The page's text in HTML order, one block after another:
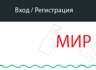
Вход / Регистрация
МИР